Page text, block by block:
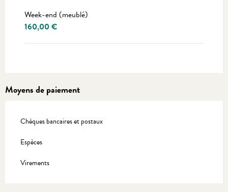
Week-end (meublé)
160,00 €
Moyens de paiement
Chèques bancaires et postaux
Espèces
Virements